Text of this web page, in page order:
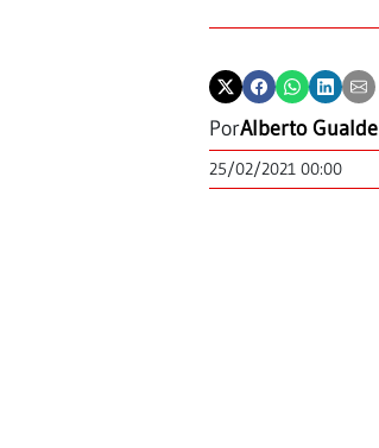
PorAlberto Gualde
25/02/2021 00:00